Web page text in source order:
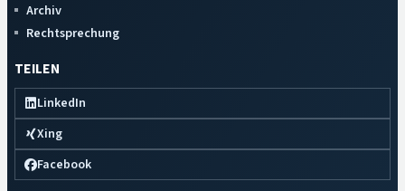
Archiv
Rechtsprechung
TEILEN
LinkedIn
Xing
Facebook